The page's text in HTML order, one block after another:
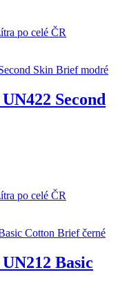
po celé ČR
Second
po celé ČR
Basic